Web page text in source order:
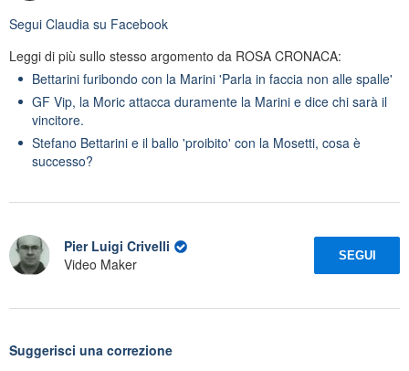
Segui Claudia su Facebook
Leggi di più sullo stesso argomento da ROSA CRONACA:
Bettarini furibondo con la Marini 'Parla in faccia non alle spalle'
GF Vip, la Moric attacca duramente la Marini e dice chi sarà il
vincitore.
Stefano Bettarini e il ballo 'proibito' con la Mosetti, cosa è
successo?
Pier Luigi Crivelli
Video Maker
SEGUI
Suggerisci una correzione